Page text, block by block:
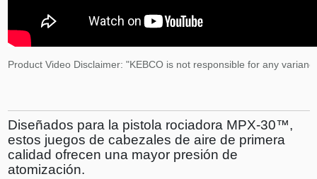
Product Video Disclaimer: "KEBCO is not responsible for any
Diseñados para la pistola rociadora MPX-30™,
estos juegos de cabezales de aire de primera
calidad ofrecen una mayor presión de
atomización.